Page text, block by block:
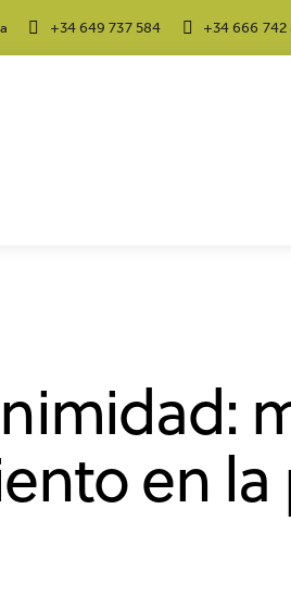
+34 649 737 584 +34 666 742
en